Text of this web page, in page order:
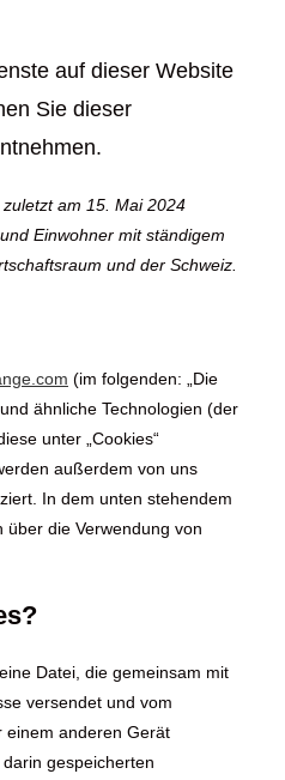
auf dieser Website
Sie dieser
am 15. Mai 2024
Einwohner mit ständigem
und der Schweiz.
(im folgenden: „Die
ähnliche Technologien (der
unter „Cookies“
außerdem von uns
In dem unten stehendem
über die Verwendung von
Datei, die gemeinsam mit
versendet und vom
einem anderen Gerät
gespeicherten